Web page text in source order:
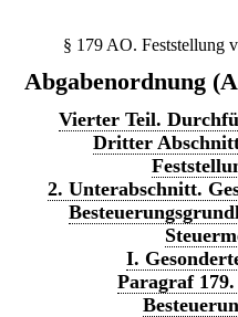
§ 179 AO. Feststellung
Abgabenordnung
Vierter Teil.
Dritter
2. Unterabschnitt.
I.
Paragraf